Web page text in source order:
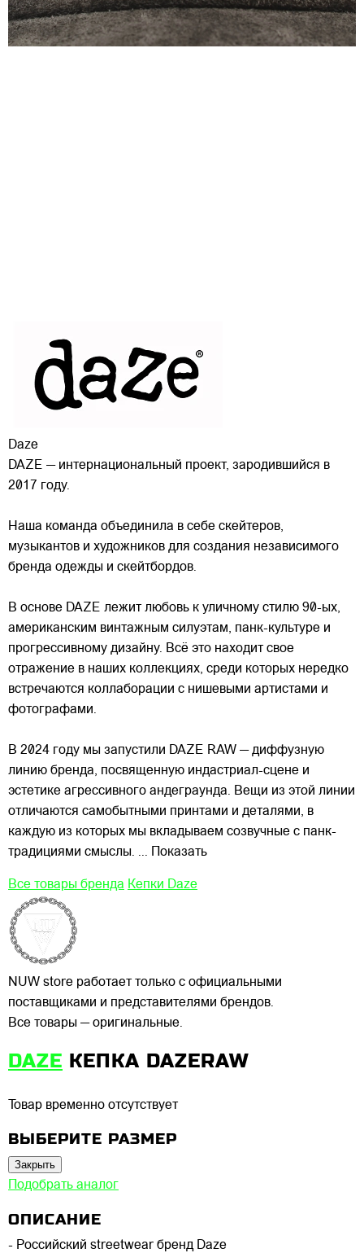
Daze
DAZE — интернациональный проект, зародившийся в
2017 году.
Наша команда объединила в себе скейтеров,
музыкантов и художников для создания независимого
бренда одежды и скейтбордов.
В основе DAZE лежит любовь к уличному стилю 90-ых,
американским винтажным силуэтам, панк-культуре и
прогрессивному дизайну. Всё это находит свое
отражение в наших коллекциях, среди которых нередко
встречаются коллаборации с нишевыми артистами и
фотографами.
В 2024 году мы запустили DAZE RAW — диффузную
линию бренда, посвященную индастриал-сцене и
эстетике агрессивного андеграунда. Вещи из этой линии
отличаются самобытными принтами и деталями, в
каждую из которых мы вкладываем созвучные с панк-
традициями смыслы. ... Показать
Все товары бренда Кепки Daze
NUW store работает только с официальными
поставщиками и представителями брендов.
Все товары — оригинальные.
DAZE КЕПКА DAZERAW
Товар временно отсутствует
ВЫБЕРИТЕ РАЗМЕР
Закрыть
Подобрать аналог
ОПИСАНИЕ
- Российский streetwear бренд Daze